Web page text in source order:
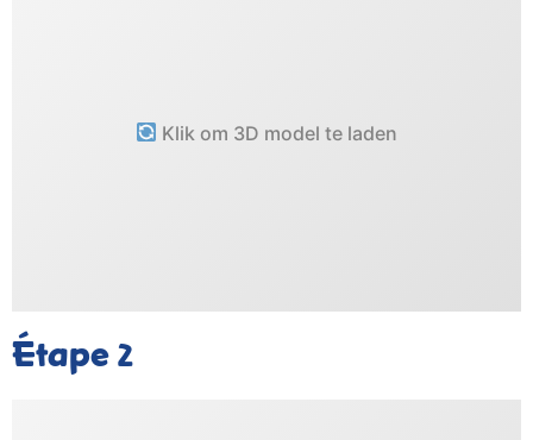
Klik om 3D model te laden
Étape 2